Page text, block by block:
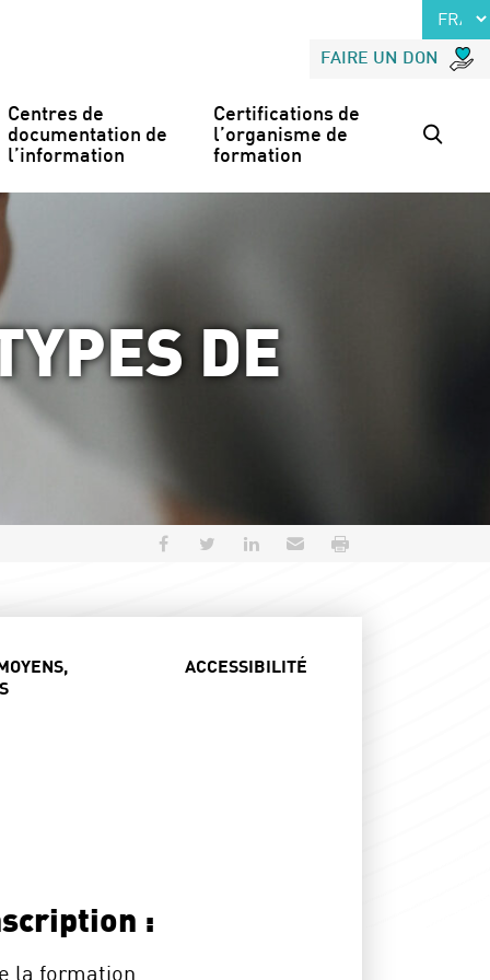
FAIRE UN DON
Centres de
documentation de
l’information
Certifications de
l’organisme de
formation
DE
Partager sur Facebook
Partager sur Twitter
Partager sur LinkedIn
Envoyer par e-mail
ACCESSIBILITÉ
:
la formation